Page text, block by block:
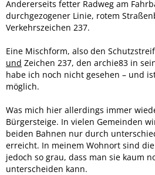
Andererseits fetter Radweg am
durchgezogener Linie, rotem
Verkehrszeichen 237.
Eine Mischform, also den
und Zeichen 237, den archie83 in
habe ich noch nicht gesehen – und
möglich.
Was mich hier allerdings immer
Bürgersteige. In vielen Gemeinden
beiden Bahnen nur durch
erreicht. In meinem Wohnort sind
jedoch so grau, dass man sie kaum
unterscheiden kann.